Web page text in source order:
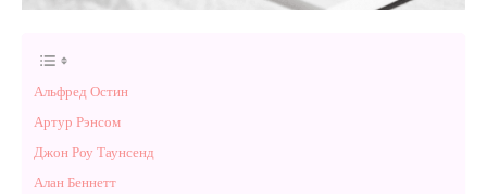
Альфред Остин
Артур Рэнсом
Джон Роу Таунсенд
Алан Беннетт